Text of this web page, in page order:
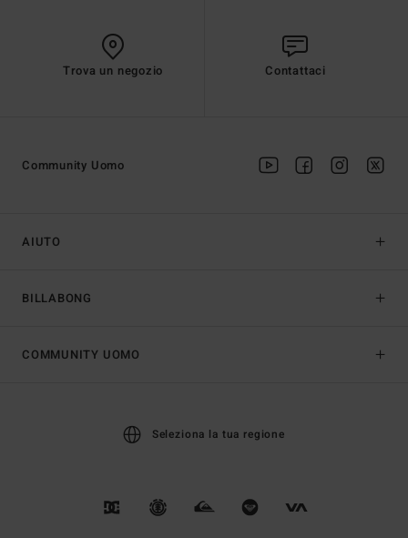
Trova un negozio Contattaci
AIUTO
BILLABONG
Community Uomo
COMMUNITY UOMO
Seleziona la tua regione